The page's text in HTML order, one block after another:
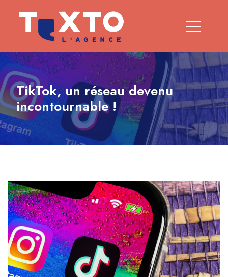
TikTok, un réseau devenu
incontournable !